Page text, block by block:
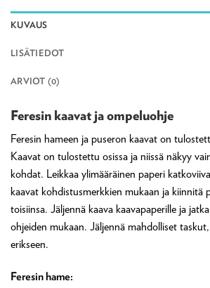
KUVAUS
LISÄTIEDOT
ARVIOT (0)
Feresin kaavat ja ompeluohje
Feresin hameen ja puseron kaavat on
Kaavat on tulostettu osissa ja niissä näkyy
kohdat. Leikkaa ylimääräinen paperi
kaavat kohdistusmerkkien mukaan ja kiinnitä
toisiinsa. Jäljennä kaava kaavapaperille ja
ohjeiden mukaan. Jäljennä mahdolliset
erikseen.
Feresin hame: